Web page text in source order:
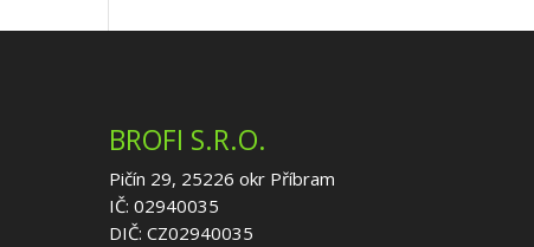
BROFI S.R.O.
Pičín 29, 25226 okr Příbram
IČ: 02940035
DIČ: CZ02940035